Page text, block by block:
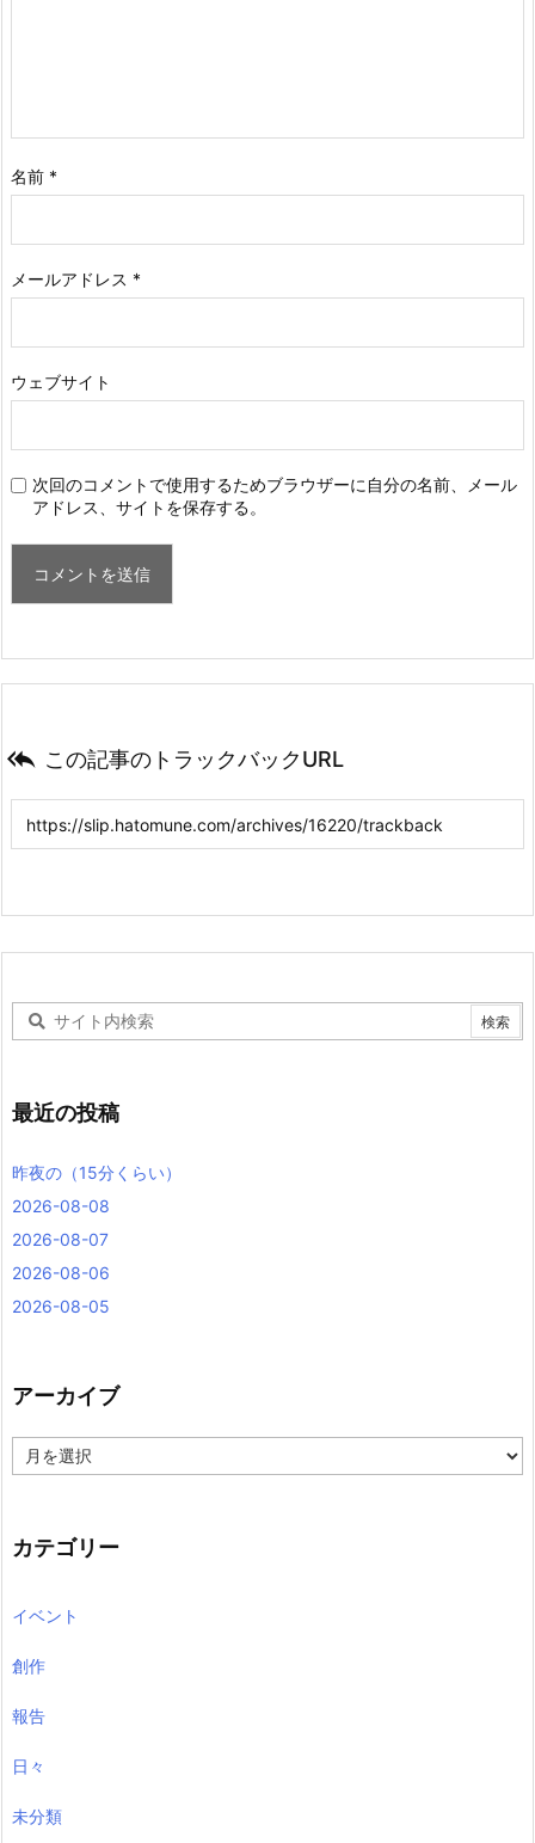
名前 *
メールアドレス *
ウェブサイト
次回のコメントで使用するためブラウザーに自分の名前、メール
アドレス、サイトを保存する。
 この記事のトラックバックURL
最近の投稿
昨夜の（15分くらい）
2026-08-08
2026-08-07
2026-08-06
2026-08-05
アーカイブ
ー
ブ
カテゴリー
イベント
創作
報告
日々
未分類